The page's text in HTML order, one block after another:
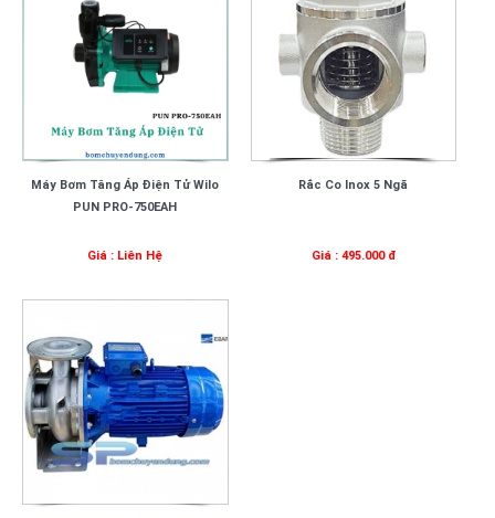
Máy Bơm Tăng Áp Điện Tử Wilo
PUN PRO-750EAH
Giá : Liên Hệ
Rắc Co Inox 5 Ngã
Giá : 495.000 đ